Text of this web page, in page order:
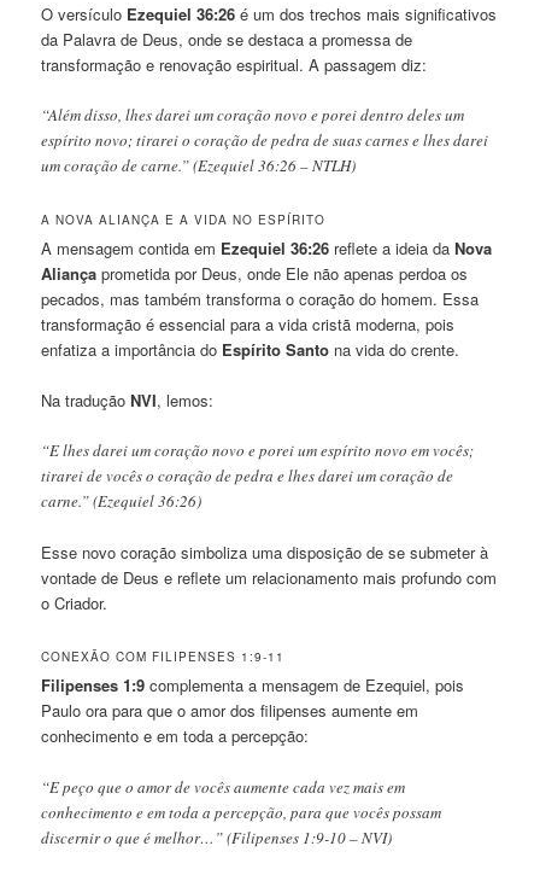
O versículo Ezequiel 36:26 é um dos trechos mais significativos
da Palavra de Deus, onde se destaca a promessa de
transformação e renovação espiritual. A passagem diz:
“Além disso, lhes darei um coração novo e porei dentro deles um
espírito novo; tirarei o coração de pedra de suas carnes e lhes darei
um coração de carne.” (Ezequiel 36:26 – NTLH)
A NOVA ALIANÇA E A VIDA NO ESPÍRITO
A mensagem contida em Ezequiel 36:26 reflete a ideia daNova
Aliança prometida por Deus, onde Ele não apenas perdoa os
pecados, mas também transforma o coração do homem. Essa
transformação é essencial para a vida cristã moderna, pois
enfatiza a importância do Espírito Santo na vida do crente.
Na traduçãoNVI, lemos:
“E lhes darei um coração novo e porei um espírito novo em vocês;
tirarei de vocês o coração de pedra e lhes darei um coração de
carne.” (Ezequiel 36:26)
Esse novo coração simboliza uma disposição de se submeter à
vontade de Deus e reflete um relacionamento mais profundo com
o Criador.
CONEXÃO COM FILIPENSES 1:9-11
Filipenses 1:9 complementa a mensagem de Ezequiel, pois
Paulo ora para que o amor dos filipenses aumente em
conhecimento e em toda a percepção:
“E peço que o amor de vocês aumente cada vez mais em
conhecimento e em toda a percepção, para que vocês possam
discernir o que é melhor…” (Filipenses 1:9-10 – NVI)